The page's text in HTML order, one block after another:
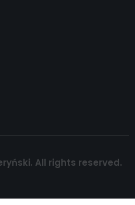
All rights reserved.